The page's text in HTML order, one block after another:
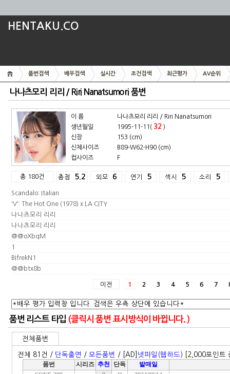
HENTAKU.CO
품번검색 배우검색 실시간 조건검색 최근평가 AV순위
나나츠모리 리리 / Riri Nanatsumori 품번
이 름
생년월일
신장
신체사이즈
컵사이즈
나나츠모리 리리 / Riri Nanatsumori
1995-11-11( 32 )
153 (cm)
B89-W62-H90 (cm)
F
총 180건 총점 5.2 외모 6 연기 5 섹시 5 소리 5
Scandalo: Italian
'V': The Hot One (1978) x LA CITY
나나츠모리 리리
나나츠모리 리리
@@oXbqM
1
BIfrekN1
@@btx8b
이전 1 2 3 4 5 6 7
품번 리스트 타입 (클릭시 품번 표시방식이 바뀝니다. )